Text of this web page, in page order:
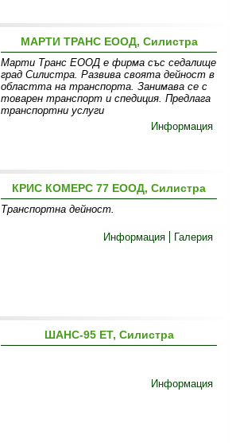
МАРТИ ТРАНС ЕООД, Силистра
Марти Транс ЕООД е фирма със седалище
град Силистра. Развива своята дейност в
областта на транспорта. Занимава се с
товарен транспорт и спедиция. Предлага
транспортни услуги
Информация
КРИС КОМЕРС 77 ЕООД, Силистра
Транспортна дейност.
Информация Галерия
ШАНС-95 ЕТ, Силистра
Информация